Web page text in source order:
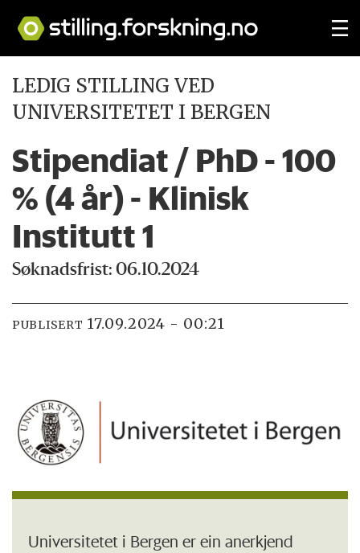
LEDIG STILLING VED
UNIVERSITETET I BERGEN
Stipendiat / PhD - 100
% (4 år) - Klinisk
Institutt 1
Søknadsfrist: 06.10.2024
PUBLISERT 17.09.2024 - 00:21
Universitetet i Bergen er ein anerkjend